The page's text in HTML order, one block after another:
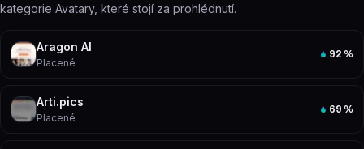
kategorie Avatary, které stojí za prohlédnutí.
Aragon AI
Placené
92 %
Arti.pics
Placené
69 %